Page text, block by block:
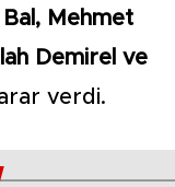
Bal, Mehmet
Demirel ve
verdi.